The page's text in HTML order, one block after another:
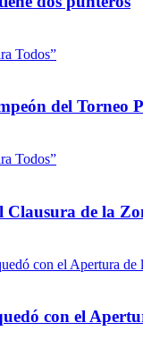
del Torneo
Clausura de la
con el